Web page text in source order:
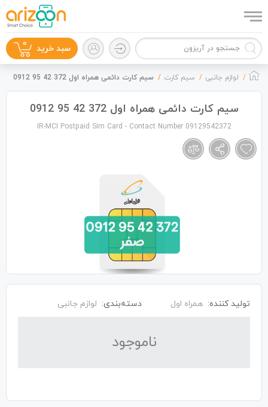
گوشی موبایل
سبد خرید 0
لوازم جانبی سیم کارت سیم کارت دائمی همراه اول 372 42 95 0912
سیم کارت دائمی همراه اول 372 42 95 0912
IR-MCI Postpaid Sim Card - Contact Number 09129542372
تولید کننده: همراه اول دسته‌بندی: لوازم جانبی
نا‌موجود